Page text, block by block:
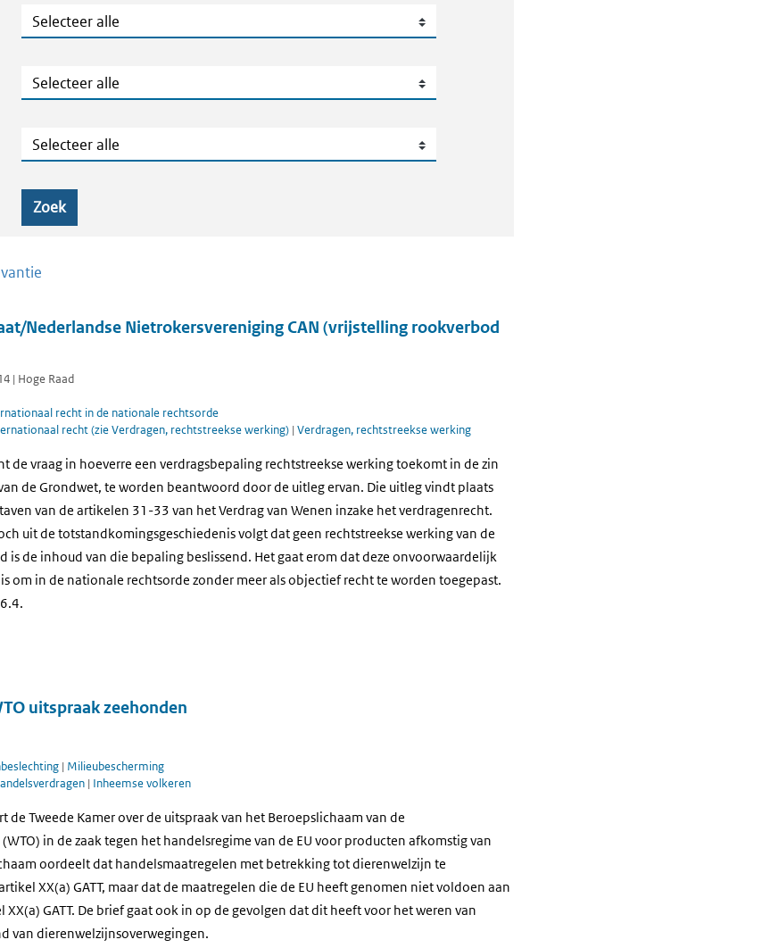
Thema's en Dossiers
Publicatietype
Geografie
Zoek
Nederlandse Nietrokersvereniging CAN (vrijstelling rookverbod
| Hoge Raad
recht in de nationale rechtsorde
recht (zie Verdragen, rechtstreekse werking) | Verdragen, rechtstreekse werking
de vraag in hoeverre een verdragsbepaling rechtstreekse werking toekomt in de zin
de Grondwet, te worden beantwoord door de uitleg ervan. Die uitleg vindt plaats
van de artikelen 31-33 van het Verdrag van Wenen inzake het verdragenrecht.
uit de totstandkomingsgeschiedenis volgt dat geen rechtstreekse werking van de
is de inhoud van die bepaling beslissend. Het gaat erom dat deze onvoorwaardelijk
om in de nationale rechtsorde zonder meer als objectief recht te worden toegepast.
uitspraak zeehonden
| Milieubescherming
| Inheemse volkeren
de Tweede Kamer over de uitspraak van het Beroepslichaam van de
in de zaak tegen het handelsregime van de EU voor producten afkomstig van
oordeelt dat handelsmaatregelen met betrekking tot dierenwelzijn te
XX(a) GATT, maar dat de maatregelen die de EU heeft genomen niet voldoen aan
GATT. De brief gaat ook in op de gevolgen dat dit heeft voor het weren van
van dierenwelzijnsoverwegingen.